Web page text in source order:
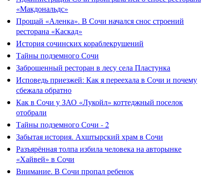
«Макдональдс»
Прощай «Аленка». В Сочи начался снос строений
ресторана «Каскад»
История сочинских кораблекрушений
Тайны подземного Сочи
Заброшенный ресторан в лесу села Пластунка
Исповедь приезжей: Как я переехала в Сочи и почему
сбежала обратно
Как в Сочи у ЗАО «Лукойл» коттеджный поселок
отобрали
Тайны подземного Сочи - 2
Забытая история. Ахштырский храм в Сочи
Разъярённая толпа избила человека на авторынке
«Хайвей» в Сочи
Внимание. В Сочи пропал ребенок